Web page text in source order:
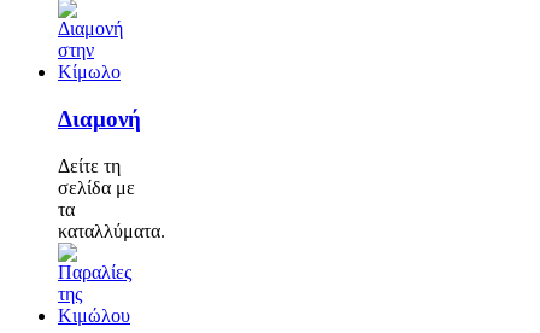
Διαμονή
Δείτε τη
σελίδα με
τα
καταλλύματα.